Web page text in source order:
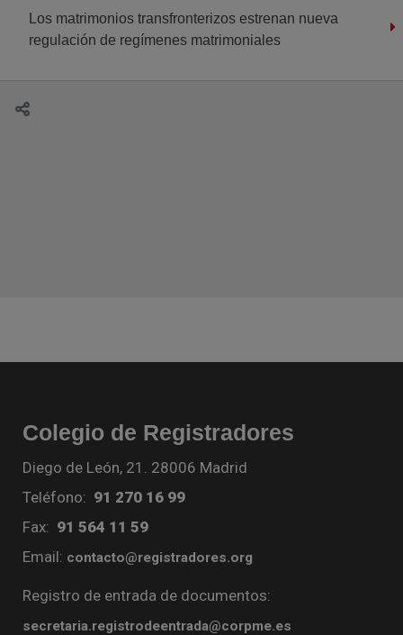
Los matrimonios transfronterizos estrenan nueva
regulación de regímenes matrimoniales
Colegio de Registradores
Diego de León, 21. 28006 Madrid
Teléfono: 91 270 16 99
Fax: 91 564 11 59
Email: contacto@registradores.org
Registro de entrada de documentos:
secretaria.registrodeentrada@corpme.es